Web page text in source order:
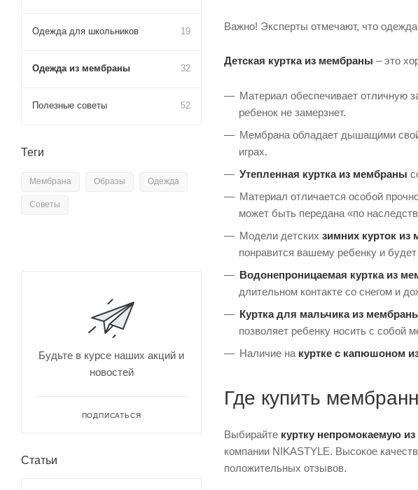
Важно! Эксперты отмечают, что
Детская куртка из мембраны – это
Материал обеспечивает отличную
ребенок не замерзнет.
Мембрана обладает дышащими
играх.
Утепленная куртка из мембраны
Материал отличается особой
может быть передана «по
Модели детских зимних курток из
понравится вашему ребенку и
Водонепроницаемая куртка из
длительном контакте со снегом и
Куртка для мальчика из
позволяет ребенку носить с собой
Наличие на куртке с капюшоном
Где купить
Выбирайте куртку непромокаемую
компании NIKASTYLE. Высокое
положительных отзывов.
Одежда для школьников 19
Одежда из мембраны 32
Полезные советы 52
Теги
Мембрана Образы Одежда
Советы
Будьте в курсе наших акций и
новостей
ПОДПИСАТЬСЯ
Статьи